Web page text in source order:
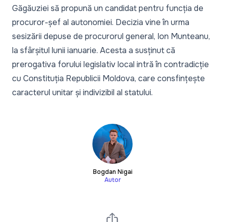
Găgăuziei să propună un candidat pentru funcția de
procuror-șef al autonomiei. Decizia vine în urma
sesizării depuse de procurorul general, Ion Munteanu,
la sfârșitul lunii ianuarie. Acesta a susținut că
prerogativa forului legislativ local intră în contradicție
cu Constituția Republicii Moldova, care consfințește
caracterul unitar și indivizibil al statului.
Bogdan Nigai
Autor